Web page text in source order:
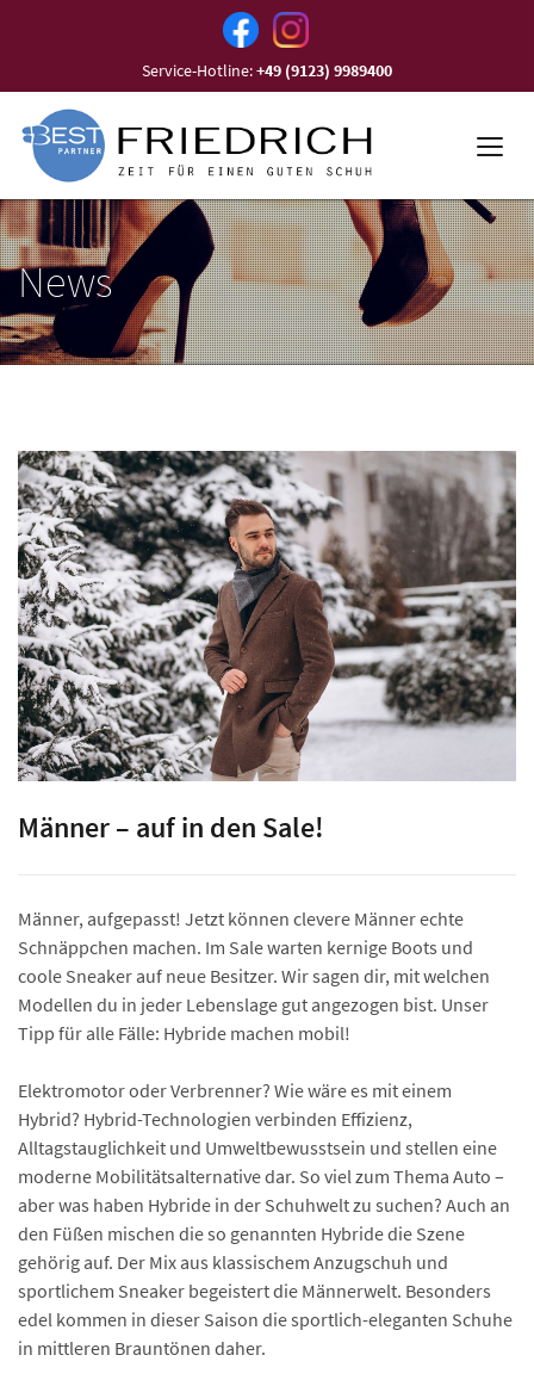
Service-Hotline:+49 (9123) 9989400
News
Männer – auf in den Sale!
Männer, aufgepasst! Jetzt können clevere Männer echte
Schnäppchen machen. Im Sale warten kernige Boots und
coole Sneaker auf neue Besitzer. Wir sagen dir, mit welchen
Modellen du in jeder Lebenslage gut angezogen bist. Unser
Tipp für alle Fälle: Hybride machen mobil!
Elektromotor oder Verbrenner? Wie wäre es mit einem
Hybrid? Hybrid-Technologien verbinden Effizienz,
Alltagstauglichkeit und Umwelt­bewusstsein und stellen eine
moderne Mobilitäts­alternative dar. So viel zum Thema Auto –
aber was haben Hybride in der Schuhwelt zu suchen? Auch an
den Füßen mischen die so genannten Hybride die Szene
gehörig auf. Der Mix aus klassischem Anzugschuh und
sportlichem Sneaker begeistert die Männerwelt. Besonders
edel kommen in dieser Saison die sportlich-eleganten Schuhe
in mittleren Brauntönen daher.